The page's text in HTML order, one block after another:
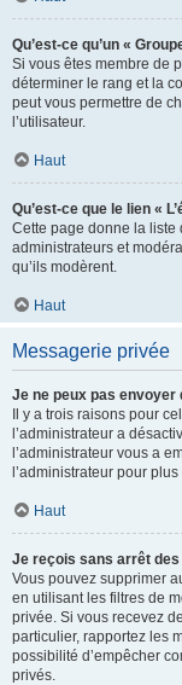
Qu’est-ce qu’un «
Si vous êtes membre de
déterminer le rang et la
peut vous permettre de
l’utilisateur.
Haut
Qu’est-ce que le lien «
Cette page donne la liste
administrateurs et
qu’ils modèrent.
Haut
Messagerie privée
Je ne peux pas
Il y a trois raisons pour
l’administrateur a
l’administrateur vous a
l’administrateur pour plus
Haut
Je reçois sans arrêt
Vous pouvez supprimer
en utilisant les filtres de
privée. Si vous recevez
particulier, rapportez les
possibilité d’empêcher
privés.